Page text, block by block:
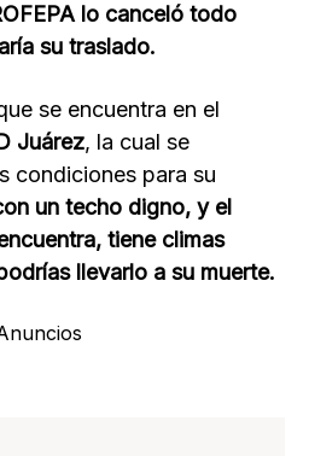
lo canceló todo
su traslado.
se encuentra en el
Juárez, la cual se
condiciones para su
un techo digno, y el
tiene climas
llevarlo a su muerte.